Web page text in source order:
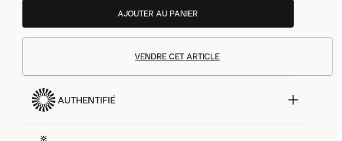
AJOUTER AU PANIER
VENDRE CET ARTICLE
AUTHENTIFIÉ